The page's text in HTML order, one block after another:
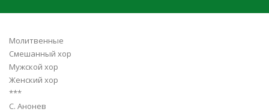
Молитвенные
Смешанный хор
Мужской хор
Женский хор
***
С. Анонев